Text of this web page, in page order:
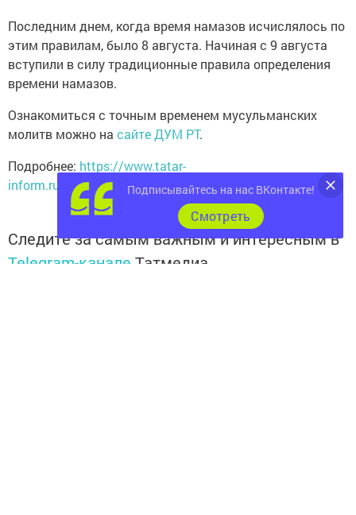
Последним днем, когда время намазов исчислялось по
этим правилам, было 8 августа. Начиная с 9 августа
вступили в силу традиционные правила определения
времени намазов.
Ознакомиться с точным временем мусульманских
молитв можно на сайте ДУМ РТ.
Подробнее: https://www.tatar-
inform.ru/news/2018/08/09/622064/
Следите за самым важным и интересным в
Telegram-канале Татмедиа
Подписывайтесь на нас ВКонтакте!
Cмотреть